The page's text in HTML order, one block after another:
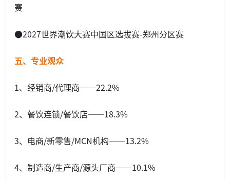
赛
●2027世界潮饮大赛中国区选拔赛-郑州分区赛
五、 专业观众
1、经销商/代理商——22.2%
2、餐饮连锁/餐饮店——18.3%
3、电商/新零售/MCN机构——13.2%
4、制造商/生产商/源头厂商——10.1%